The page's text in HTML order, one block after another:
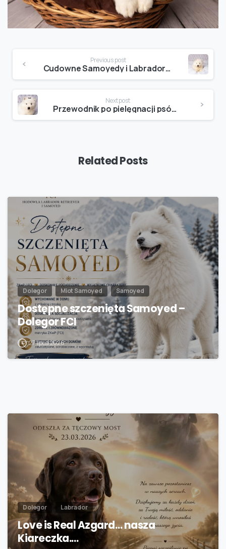
Reading
Previous post
Cudowne Samoyedy i Labradory Już u nas!
Next post
Przewodnik po pielęgnacji psów rasowych: Labrador i Samoyed
Related Posts
Dolegor Miot Samoyed Samoyed
Dostępne szczenięta Samoyed –
Dolegor FCI
27 lipca 2026
Dolegor Labrador
Love is Real Azgard… nasza
Kiareczka.…